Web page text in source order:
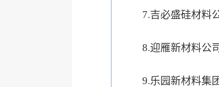
7.吉必盛硅材料
8.迎雁新材料公
9.乐园新材料集